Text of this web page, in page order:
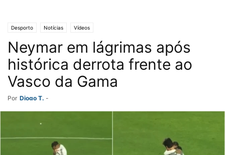
Desporto Notícias Vídeos
Neymar em lágrimas após
histórica derrota frente ao
Vasco da Gama
Por Diogo T. -